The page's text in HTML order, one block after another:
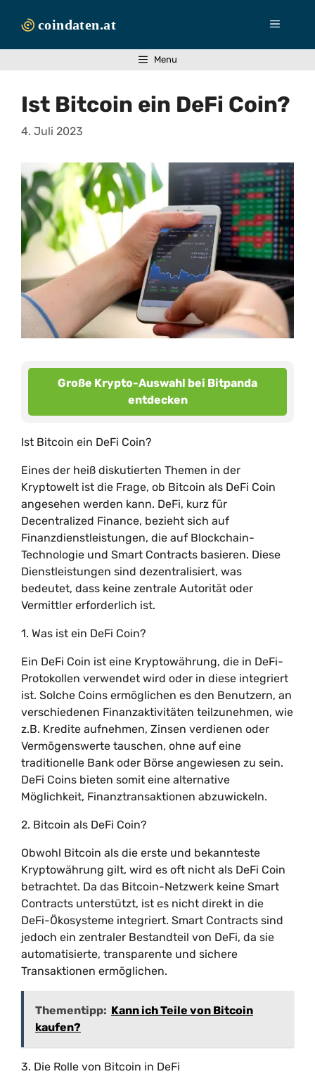
Inhalt
Menü
Menu
Ist Bitcoin ein DeFi Coin?
4. Juli 2023
Große Krypto-Auswahl bei Bitpanda
entdecken
Ist Bitcoin ein DeFi Coin?
Eines der heiß diskutierten Themen in der
Kryptowelt ist die Frage, ob Bitcoin als DeFi Coin
angesehen werden kann. DeFi, kurz für
Decentralized Finance, bezieht sich auf
Finanzdienstleistungen, die auf Blockchain-
Technologie und Smart Contracts basieren. Diese
Dienstleistungen sind dezentralisiert, was
bedeutet, dass keine zentrale Autorität oder
Vermittler erforderlich ist.
1. Was ist ein DeFi Coin?
Ein DeFi Coin ist eine Kryptowährung, die in DeFi-
Protokollen verwendet wird oder in diese integriert
ist. Solche Coins ermöglichen es den Benutzern, an
verschiedenen Finanzaktivitäten teilzunehmen, wie
z.B. Kredite aufnehmen, Zinsen verdienen oder
Vermögenswerte tauschen, ohne auf eine
traditionelle Bank oder Börse angewiesen zu sein.
DeFi Coins bieten somit eine alternative
Möglichkeit, Finanztransaktionen abzuwickeln.
2. Bitcoin als DeFi Coin?
Obwohl Bitcoin als die erste und bekannteste
Kryptowährung gilt, wird es oft nicht als DeFi Coin
betrachtet. Da das Bitcoin-Netzwerk keine Smart
Contracts unterstützt, ist es nicht direkt in die
DeFi-Ökosysteme integriert. Smart Contracts sind
jedoch ein zentraler Bestandteil von DeFi, da sie
automatisierte, transparente und sichere
Transaktionen ermöglichen.
Thementipp: Kann ich Teile von Bitcoin
kaufen?
3. Die Rolle von Bitcoin in DeFi